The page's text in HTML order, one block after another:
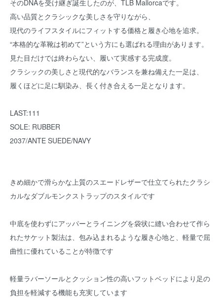
そのDNAを受け継ぎ誕生したのが、TLB Mallorcaです。
高い品質とクラシックな美しさを守りながら、
現代のライフスタイルにフィットする価格と履き心地を追求。
“本格的な革靴は初めて”という方にも選ばれる理由があります。
見た目だけでは終わらない、履いて実感する完成度。
クラシックの美しさと現代的なバランスを兼ね備えた一足は、
履くほどに足に馴染み、長く付き合える一足となります。
LAST:111
SOLE: RUBBER
2037/ANTE SUEDE/NAVY
きめ細かで滑らかな上質のスエードレザーで仕立てられたクラシ
カルなダブルモンクストラップのスタイルです
中底を使わずにアッパーとライニングを袋状に縫い合わせて作ら
れたサケット製法は、包み込まれるような履き心地と、軽量で屈
曲性に優れていることが特徴です
軽量ラバーソールとクッション性の高いフットベッドにより足の
負担を軽減する機能も充実しています